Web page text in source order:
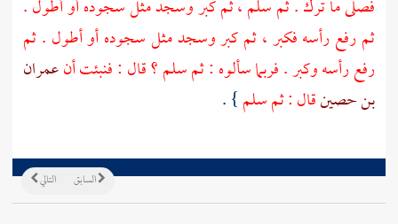
فصلى ما ترك . ثم سلم ، ثم كبر وسجد مثل سجوده أو أطول .
ثم رفع رأسه فكبر ، ثم كبر وسجد مثل سجوده أو أطول . ثم
رفع رأسه وكبر . فربما سألوه : ثم سلم ؟ قال : فنبئت أنعمران
بن حصينقال : ثم سلم} .
التالي السابق